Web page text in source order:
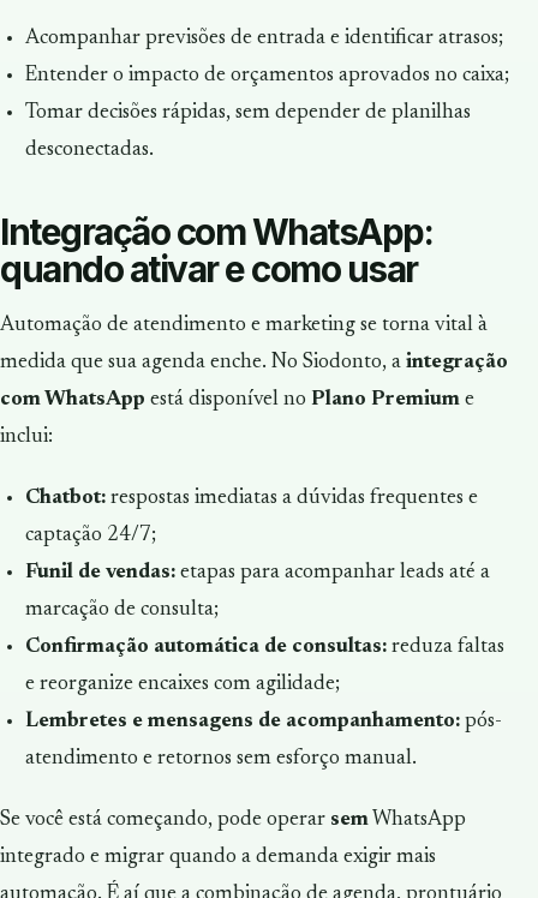
Acompanhar previsões de entrada e identificar atrasos;
Entender o impacto de orçamentos aprovados no caixa;
Tomar decisões rápidas, sem depender de planilhas
desconectadas.
Integração com WhatsApp:
quando ativar e como usar
Automação de atendimento e marketing se torna vital à
medida que sua agenda enche. No Siodonto, a integração
com WhatsApp está disponível no Plano Premium e
inclui:
Chatbot:respostas imediatas a dúvidas frequentes e
captação 24/7;
Funil de vendas:etapas para acompanhar leads até a
marcação de consulta;
Confirmação automática de consultas:reduza faltas
e reorganize encaixes com agilidade;
Lembretes e mensagens de acompanhamento:pós-
atendimento e retornos sem esforço manual.
Se você está começando, pode operar sem WhatsApp
integrado e migrar quando a demanda exigir mais